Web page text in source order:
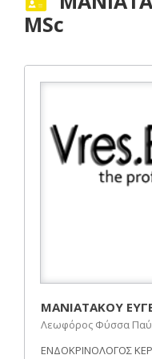
MSc
ΜΑΝΙΑΤΑΚΟΥ
Λεωφόρος Φύσσα
ΕΝΔΟΚΡΙΝΟΛΟΓΟΣ